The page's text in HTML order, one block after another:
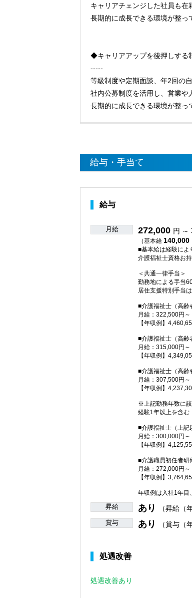
キャリアチェンジした社員も在
長期的に成長できる環境が整っ
◆キャリアアップを後押しする
-----
等級制度や定期面談、年2回の
社内公募制度を活用し、営業や
長期的に成長できる環境が整っ
給与・手当て
給与
月給 272,000 円 ～
（基本給 140,000
■基本給は経験によ
介護福祉士資格お
＜共通一律手当＞
勤務地による手当
居住支援特別手当
■介護福祉士（高齢
月給：322,500円
【年収例】
■介護福祉士（高齢
月給：315,000円
【年収例】
■介護福祉士（高齢
月給：307,500円
【年収例】
※上記勤務年数に
経験1年以上を含む
■介護福祉士（上記
月給：300,000円
【年収例】
■介護職員初任者研
月給：272,000円
【年収例】
年収例は入社1年目
昇給 あり （昇給（
賞与 あり （賞与（
処遇改善
処遇改善あり